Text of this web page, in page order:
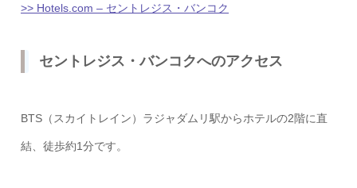
>> Hotels.com – セントレジス・バンコク
セントレジス・バンコクへのアクセス
BTS（スカイトレイン）ラジャダムリ駅からホテルの2階に直
結、徒歩約1分です。